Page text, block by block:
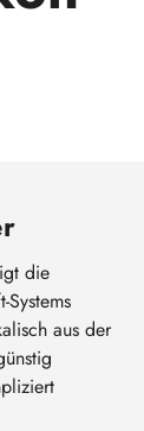
die
Systems
aus der